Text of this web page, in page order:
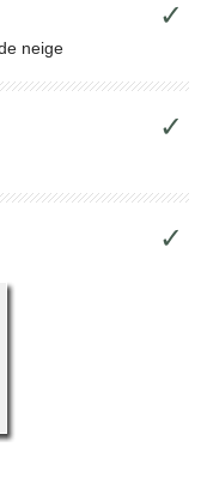
✓
neige
✓
✓